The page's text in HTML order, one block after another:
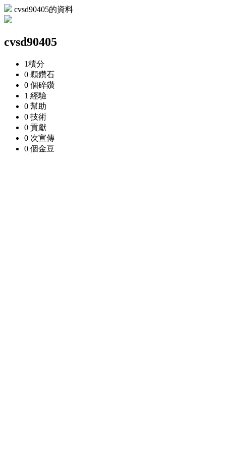
cvsd90405的資料
cvsd90405
1積分
0 顆鑽石
0 個碎鑽
1 經驗
0 幫助
0 技術
0 貢獻
0 次宣傳
0 個金豆